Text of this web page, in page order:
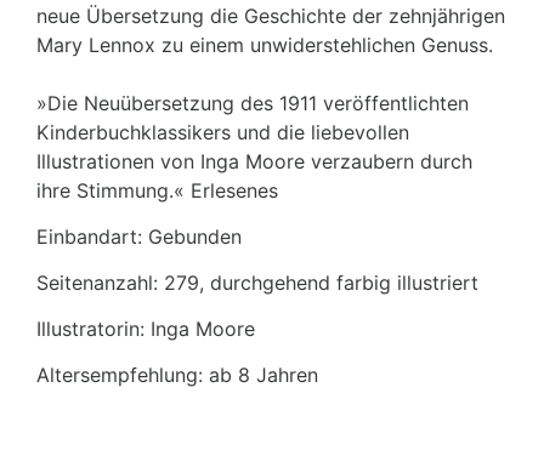
neue Übersetzung die Geschichte der zehnjährigen
Mary Lennox zu einem unwiderstehlichen Genuss.
»Die Neuübersetzung des 1911 veröffentlichten
Kinderbuchklassikers und die liebevollen
Illustrationen von Inga Moore verzaubern durch
ihre Stimmung.« Erlesenes
Einbandart: Gebunden
Seitenanzahl: 279, durchgehend farbig illustriert
Illustratorin: Inga Moore
Altersempfehlung: ab 8 Jahren